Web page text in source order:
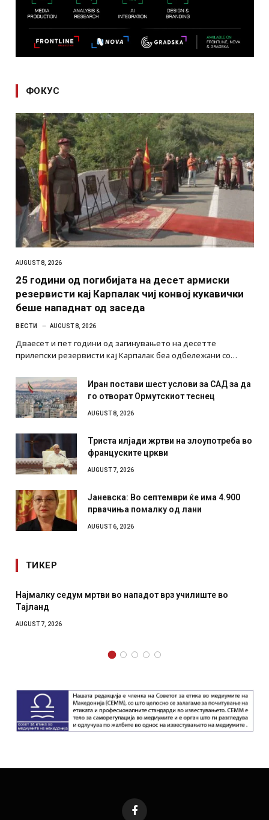
ФОКУС
AUGUST 8, 2026
25 години од погибијата на десет армиски
резервисти кај Карпалак чиј конвој кукавички
беше нападнат од заседа
ВЕСТИ AUGUST 8, 2026
Дваесет и пет години од загинувањето на десетте
прилепски резервисти кај Карпалак беа одбележани со…
Иран постави шест услови за САД за да
го отворат Ормутскиот теснец
AUGUST 8, 2026
Триста илјади жртви на злоупотреба во
француските цркви
AUGUST 7, 2026
Јаневска: Во септември ќе има 4.900
првачиња помалку од лани
AUGUST 6, 2026
ТИКЕР
Најмалку седум мртви во нападот врз училиште во
Тајланд
AUGUST 7, 2026
Facebook